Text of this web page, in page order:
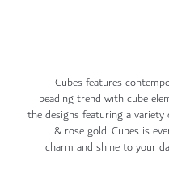
Cubes features
beading trend with cube
the designs featuring a
& rose gold. Cubes is
charm and shine to your